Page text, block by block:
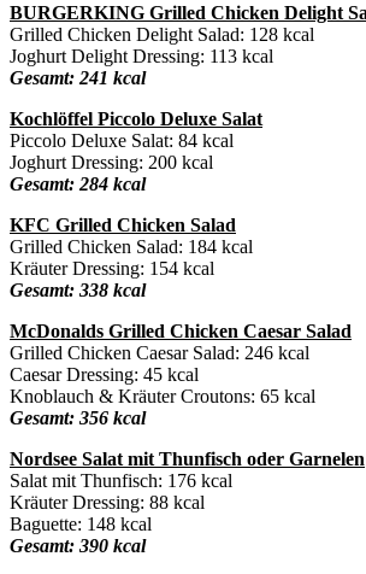
BURGERKING Grilled Chicken Delight
Grilled Chicken Delight Salad: 128 kcal
Joghurt Delight Dressing: 113 kcal
Gesamt: 241 kcal
Kochlöffel Piccolo Deluxe Salat
Piccolo Deluxe Salat: 84 kcal
Joghurt Dressing: 200 kcal
Gesamt: 284 kcal
KFC Grilled Chicken Salad
Grilled Chicken Salad: 184 kcal
Kräuter Dressing: 154 kcal
Gesamt: 338 kcal
McDonalds Grilled Chicken Caesar Salad
Grilled Chicken Caesar Salad: 246 kcal
Caesar Dressing: 45 kcal
Knoblauch & Kräuter Croutons: 65 kcal
Gesamt: 356 kcal
Nordsee Salat mit Thunfisch oder Garnelen
Salat mit Thunfisch: 176 kcal
Kräuter Dressing: 88 kcal
Baguette: 148 kcal
Gesamt: 390 kcal